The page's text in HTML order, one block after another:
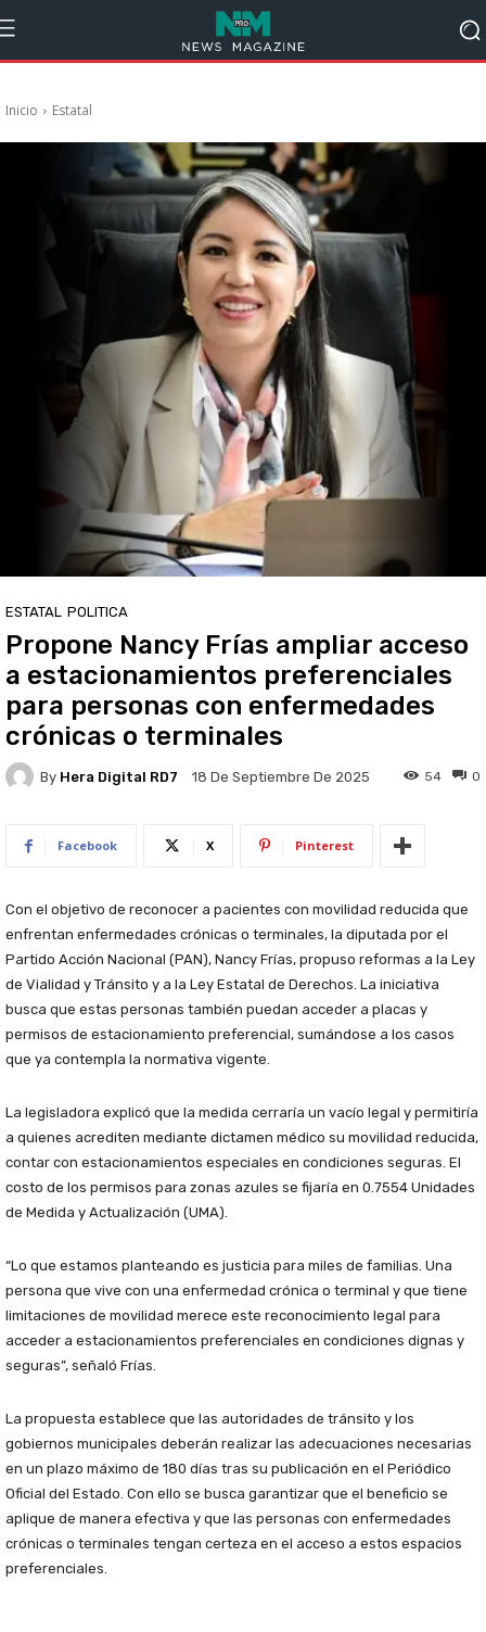
Inicio Estatal
ESTATAL POLITICA
Propone Nancy Frías ampliar acceso
a estacionamientos preferenciales
para personas con enfermedades
crónicas o terminales
By Hera Digital RD7 18 De Septiembre De 2025 0
54
Facebook X Pinterest
Con el objetivo de reconocer a pacientes con movilidad reducida que
enfrentan enfermedades crónicas o terminales, la diputada por el
Partido Acción Nacional (PAN), Nancy Frías, propuso reformas a la Ley
de Vialidad y Tránsito y a la Ley Estatal de Derechos. La iniciativa
busca que estas personas también puedan acceder a placas y
permisos de estacionamiento preferencial, sumándose a los casos
que ya contempla la normativa vigente.
La legisladora explicó que la medida cerraría un vacío legal y permitiría
a quienes acrediten mediante dictamen médico su movilidad reducida,
contar con estacionamientos especiales en condiciones seguras. El
costo de los permisos para zonas azules se fijaría en 0.7554 Unidades
de Medida y Actualización (UMA).
“Lo que estamos planteando es justicia para miles de familias. Una
persona que vive con una enfermedad crónica o terminal y que tiene
limitaciones de movilidad merece este reconocimiento legal para
acceder a estacionamientos preferenciales en condiciones dignas y
seguras”, señaló Frías.
La propuesta establece que las autoridades de tránsito y los
gobiernos municipales deberán realizar las adecuaciones necesarias
en un plazo máximo de 180 días tras su publicación en el Periódico
Oficial del Estado. Con ello se busca garantizar que el beneficio se
aplique de manera efectiva y que las personas con enfermedades
crónicas o terminales tengan certeza en el acceso a estos espacios
preferenciales.